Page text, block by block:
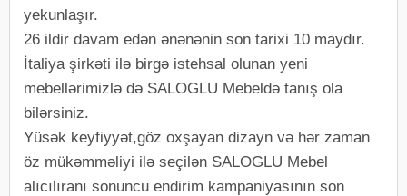
yekunlaşır.
26 ildir davam edən ənənənin son tarixi 10 maydır.
İtaliya şirkəti ilə birgə istehsal olunan yeni
mebellərimizlə də SALOGLU Mebeldə tanış ola
bilərsiniz.
Yüsək keyfiyyət,göz oxşayan dizayn və hər zaman
öz mükəmməliyi ilə seçilən SALOGLU Mebel
alıcılıranı sonuncu endirim kampaniyasının son